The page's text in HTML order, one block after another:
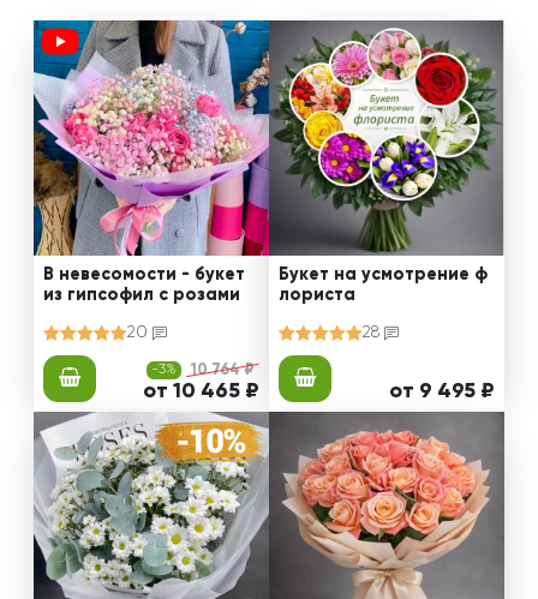
В невесомости - букет
из гипсофил с розами
20
-3% 10 764 ₽
от 10 465 ₽
Букет на усмотрение ф
лориста
28
от 9 495 ₽